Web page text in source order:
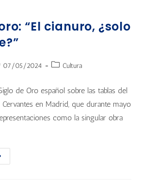
“El cianuro, ¿solo
07/05/2024 Cultura
de Oro español sobre las tablas del
en Madrid, que durante mayo
como la singular obra